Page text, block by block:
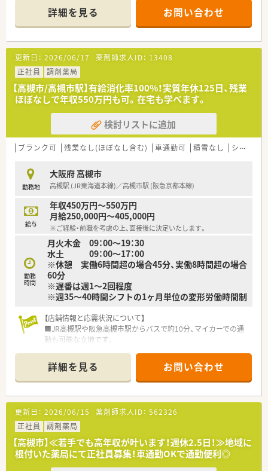
＊------------------------------------------＊
【店舗情報と応需状況について】
■JR東海道本線の高槻駅や阪急京都本線の高槻市駅から徒歩圏
内にあり、毎日のスマートな通勤アクセスが大変便利な薬局で
す。
■隣接する高槻病院からの処方箋の割合が非常に高く、精神科を
含む総合科目を面応需と合わせて幅広く扱える環境です。
■1日あたりの処方箋応需枚数は平均100枚と少し多めですが、
スタッフ同士が密に連携を取りながらテキパキと対応していま
す。
【想定される業務内容】
■隣接する総合病院や近隣のクリニックから届く多種多様な処
方箋に基づき、正確な調剤業務やスピーディーな監査を行いま
■電子薬歴システム「GooCo」を活用しながら、お越しいただい
た患者様一人ひとりの不安に寄り添う丁寧な服薬指導を行いま
す。
■会社目標である服薬フォローアップとして、電話やLINEとい
ったツールを用いた退局後の優しいサポート業務にも携わりま
す。
【職場環境と雰囲気】
■店舗には常勤薬剤師4名とパート薬剤師2名が在籍しており、
常時4.5名体制の手厚い人員配置を徹底して無理なく運営してい
ます。
■40代の優しい男性薬局長を中心に、30代女性や新卒スタッフ
などの幅広い年代の女性メンバーが笑顔で活躍している職場で
■薬剤師の平均年齢は37歳と経験豊富なベテランも揃っている
ため、一人薬剤師になる時間がなくいつでも相談できて安心で
す。
詳細を見る お問い合わせ
更新日： 2026/06/17 薬剤師求人ID： 13408
正社員
調剤薬局
【高槻市/高槻市駅】有給消化率100%！実質年休125日、残業
ほぼなしで年収550万円も可。在宅も学べます。
検討リストに追加
ブランク可 残業なし(ほぼなし含む) 車通勤可 積雪なし シフト制
勤務地
大阪府 高槻市
高槻駅 (JR東海道本線)／高槻市駅 (阪急京都本線)
給与
年収450万円～550万円
月給250,000円～405,000円
※ご経験・前職を考慮の上、面接後に決定いたします。
勤務
時間
月火木金 09：00～19：30
水土 09：00～17：00
※休憩 実働6時間超の場合45分、実働8時間超の場合
60分
※遅番は週1～2回程度
※週35～40時間シフトの1ヶ月単位の変形労働時間制
【店舗情報と応需状況について】
■JR高槻駅や阪急高槻市駅からバスで約10分、マイカーでの通
勤も可能な立地です。
科目を応需しています。 ■1日の処方箋枚数は約160枚で、常勤4
名、パート7名の薬剤師が常時4～5名体制で対応します。
【勤務実態について】
■年間休日は115日で、日曜・祝日固定休に加えてシフト制で平
日1日お休みが取れます。
■有給休暇の消化率はほぼ100%で、公休と合わせると実質年間
125日近い休日が取得可能です。
■勤務は2交代制シフトで、19時30分までの遅番は週2～3回程
度に調整されています。
詳細を見る お問い合わせ
更新日： 2026/06/15 薬剤師求人ID： 562326
正社員
調剤薬局
【高槻市】≪若手でも高年収が叶います！週休2.5日！≫地域に
根付いた薬局にて正社員募集！車通勤OKで通勤便利◎